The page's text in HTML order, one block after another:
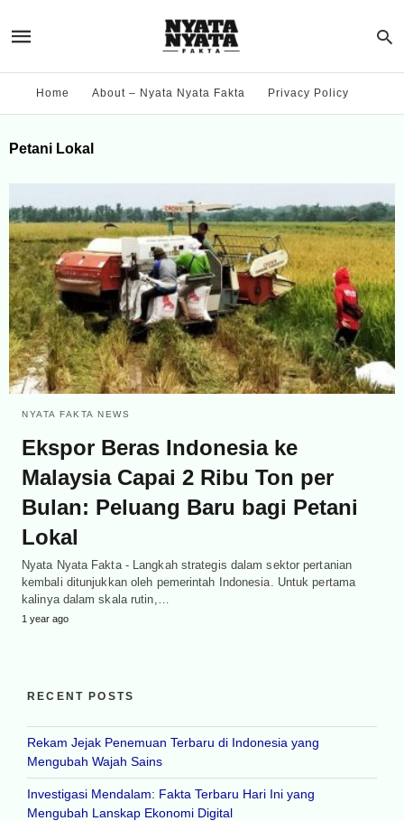
Home About – Nyata Nyata Fakta Privacy Policy
Petani Lokal
NYATA FAKTA NEWS
Ekspor Beras Indonesia ke
Malaysia Capai 2 Ribu Ton per
Bulan: Peluang Baru bagi Petani
Lokal
Nyata Nyata Fakta - Langkah strategis dalam sektor pertanian
kembali ditunjukkan oleh pemerintah Indonesia. Untuk pertama
kalinya dalam skala rutin,…
1 year ago
RECENT POSTS
Rekam Jejak Penemuan Terbaru di Indonesia yang
Mengubah Wajah Sains
Investigasi Mendalam: Fakta Terbaru Hari Ini yang
Mengubah Lanskap Ekonomi Digital